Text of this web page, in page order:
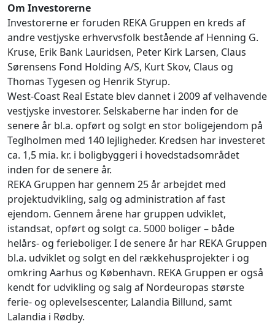
Om Investorerne
Investorerne er foruden REKA Gruppen en kreds af
andre vestjyske erhvervsfolk bestående af Henning G.
Kruse, Erik Bank Lauridsen, Peter Kirk Larsen, Claus
Sørensens Fond Holding A/S, Kurt Skov, Claus og
Thomas Tygesen og Henrik Styrup.
West-Coast Real Estate blev dannet i 2009 af velhavende
vestjyske investorer. Selskaberne har inden for de
senere år bl.a. opført og solgt en stor boligejendom på
Teglholmen med 140 lejligheder. Kredsen har investeret
ca. 1,5 mia. kr. i boligbyggeri i hovedstadsområdet
inden for de senere år.
REKA Gruppen har gennem 25 år arbejdet med
projektudvikling, salg og administration af fast
ejendom. Gennem årene har gruppen udviklet,
istandsat, opført og solgt ca. 5000 boliger – både
helårs- og ferieboliger. I de senere år har REKA Gruppen
bl.a. udviklet og solgt en del rækkehusprojekter i og
omkring Aarhus og København. REKA Gruppen er også
kendt for udvikling og salg af Nordeuropas største
ferie- og oplevelsescenter, Lalandia Billund, samt
Lalandia i Rødby.